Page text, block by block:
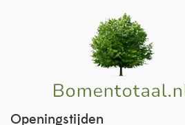
Openingstijden